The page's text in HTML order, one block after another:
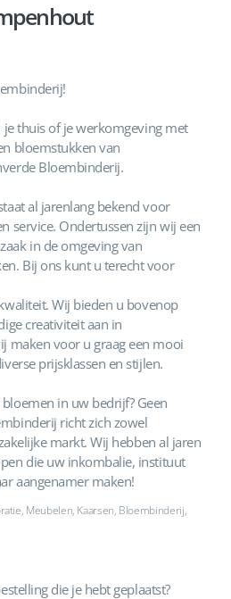
je thuis of je werkomgeving met
bloemstukken van
Bloembinderij.
al jarenlang bekend voor
service. Ondertussen zijn wij een
in de omgeving van
Bij ons kunt u terecht voor
Wij bieden u bovenop
creativiteit aan in
maken voor u graag een mooi
prijsklassen en stijlen.
in uw bedrijf? Geen
richt zich zowel
markt. Wij hebben al jaren
die uw inkombalie, instituut
aangenamer maken!
Meubelen, Kaarsen, Bloembinderij,
die je hebt geplaatst?